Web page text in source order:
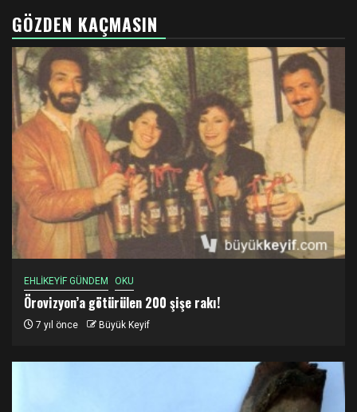
GÖZDEN KAÇMASIN
EHLİKEYİF GÜNDEM OKU
Örovizyon’a götürülen 200 şişe rakı!
7 yıl önce Büyük Keyif